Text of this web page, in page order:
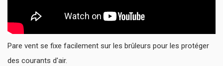
Pare vent se fixe facilement sur les brûleurs pour les protéger
des courants d'air.